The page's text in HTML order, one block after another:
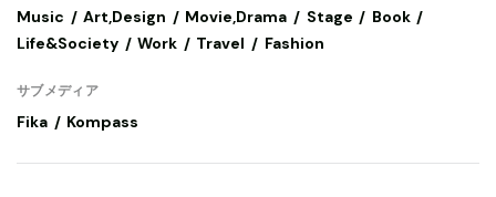
Music Art,Design Movie,Drama Stage
Book
Life&Society
Work Travel Fashion
サブメディア
Fika Kompass